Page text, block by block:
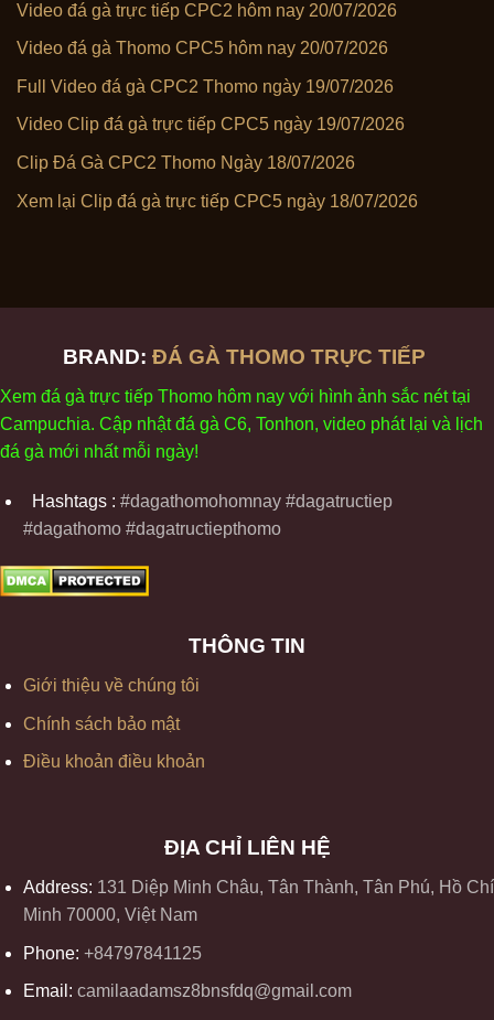
Video đá gà trực tiếp CPC2 hôm nay 20/07/2026
Video đá gà Thomo CPC5 hôm nay 20/07/2026
Full Video đá gà CPC2 Thomo ngày 19/07/2026
Video Clip đá gà trực tiếp CPC5 ngày 19/07/2026
Clip Đá Gà CPC2 Thomo Ngày 18/07/2026
Xem lại Clip đá gà trực tiếp CPC5 ngày 18/07/2026
BRAND: ĐÁ GÀ THOMO TRỰC TIẾP
Xem đá gà trực tiếp Thomo hôm nay với hình ảnh sắc néttại
Campuchia. Cập nhậtđá gà C6, Tonhon, video phátl ại và ịch
đá gà mới nhất mỗi ngày!
Hashtags : #dagathomohomnay #dagatructiep
#dagathomo #dagatructiepthomo
THÔNG TIN
Giới thiệu về chúng tôi
Chính sách bảo mật
Điều khoản điều khoản
ĐỊA CHỈ LIÊN HỆ
Address: 131 Diệp Minh Châu, Tân Thành, Tân Phú, Hồ Chí
Minh 70000, Việt Nam
Phone: +84797841125
Email: camilaadamsz8bnsfdq@gmail.com